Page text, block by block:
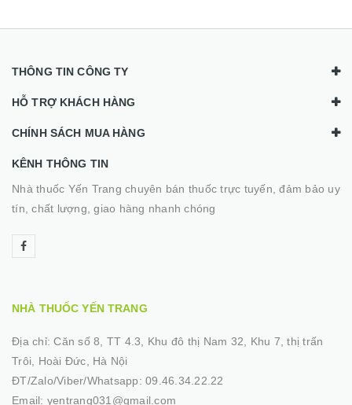
THÔNG TIN CÔNG TY
HỖ TRỢ KHÁCH HÀNG
CHÍNH SÁCH MUA HÀNG
KÊNH THÔNG TIN
Nhà thuốc Yến Trang chuyên bán thuốc trực tuyến, đảm bảo uy
tín, chất lượng, giao hàng nhanh chóng
NHÀ THUỐC YẾN TRANG
Địa chỉ:Căn số 8, TT 4.3, Khu đô thị Nam 32, Khu 7, thị trấn
Trôi, Hoài Đức, Hà Nội
ĐT/Zalo/Viber/Whatsapp: 09.46.34.22.22
Email: yentrang031@gmail.com